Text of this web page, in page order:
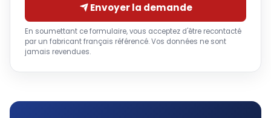
Envoyer la demande
En soumettant ce formulaire, vous acceptez d'être recontacté
par un fabricant français référencé. Vos données ne sont
jamais revendues.